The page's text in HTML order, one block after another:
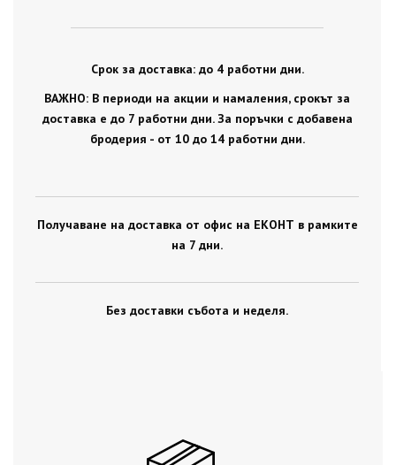
Срок за доставка: до 4 работни дни.
ВАЖНО: В периоди на акции и намаления, срокът за
доставка е до 7 работни дни. За поръчки с добавена
бродерия - от 10 до 14 работни дни.
Получаване на доставка от офис на ЕКОНТ в рамките
на 7 дни.
Без доставки събота и неделя.